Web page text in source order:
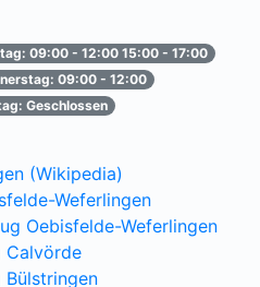
09:00 - 12:00 15:00 - 17:00
09:00 - 12:00
Geschlossen
(Wikipedia)
Weferlingen
Oebisfelde-Weferlingen
Calvörde
Bülstringen